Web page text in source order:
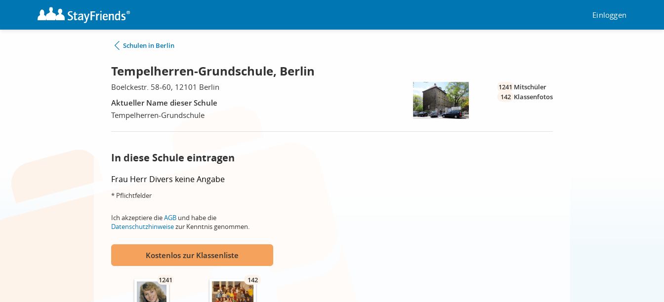
Einloggen
Schulen in Berlin
Tempelherren-Grundschule, Berlin
Boelckestr. 58-60, 12101 Berlin
Aktueller Name dieser Schule
Tempelherren-Grundschule
1241 Mitschüler
142 Klassenfotos
In diese Schule eintragen
Frau Herr Divers keine Angabe
* Pflichtfelder
Ich akzeptiere dieAGB und habe die
Datenschutzhinweisezur Kenntnis genommen.
Kostenlos zur Klassenliste
1241 142